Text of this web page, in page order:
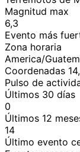
Magnitud max
6,3
Evento más
Zona horaria
America/
Coordenadas
Pulso de
Últimos 30 días
0
Últimos 12
14
Último evento